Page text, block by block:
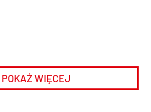
POKAŻ WIĘCEJ